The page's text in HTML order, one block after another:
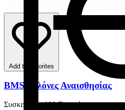
Add to favorites
BMS Βελόνες Αναισθησίας
Συσκευασία 100 Tεμαχίων